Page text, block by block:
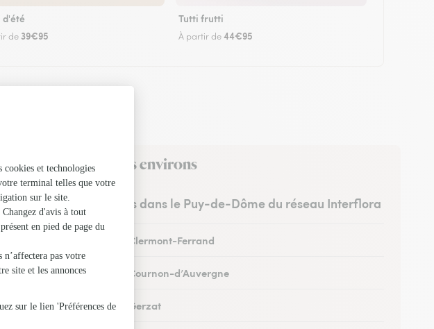
d'été
de 39€95
Tutti frutti
À partir de44€95
Luguet et dans ses environs
Les fleuristes dans le Puy-de-Dôme du réseau Interflora
Fleuristes à Clermont-Ferrand
Fleuristes à Cournon-d’Auvergne
Fleuristes à Gerzat